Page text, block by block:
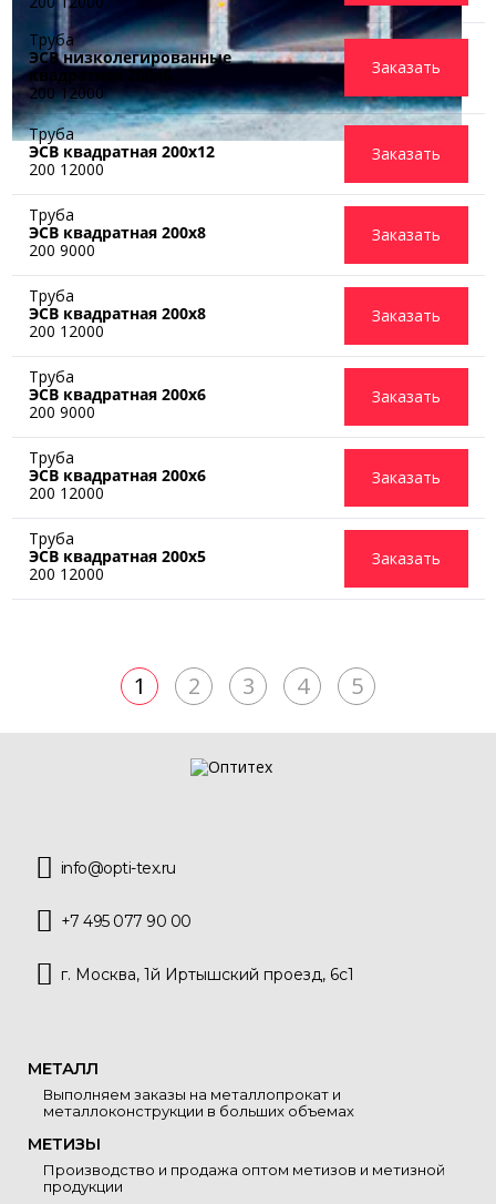
Труба
ЭСВ низколегированные
квадратная 200x6
200 12000
Заказать
Труба
ЭСВ квадратная 200х12
200 12000
Заказать
Труба
ЭСВ квадратная 200х8
200 9000
Заказать
Труба
ЭСВ квадратная 200х8
200 12000
Заказать
Труба
ЭСВ квадратная 200х6
200 9000
Заказать
Труба
ЭСВ квадратная 200х6
200 12000
Заказать
Труба
ЭСВ квадратная 200х5
200 12000
Заказать
1 2 3 4 5
info@opti-tex.ru
+7 495 077 90 00
г. Москва, 1й Иртышский проезд, 6с1
МЕТАЛЛ
Выполняем заказы на металлопрокат и
металлоконструкции в больших объемах
МЕТИЗЫ
Производство и продажа оптом метизов и метизной
продукции